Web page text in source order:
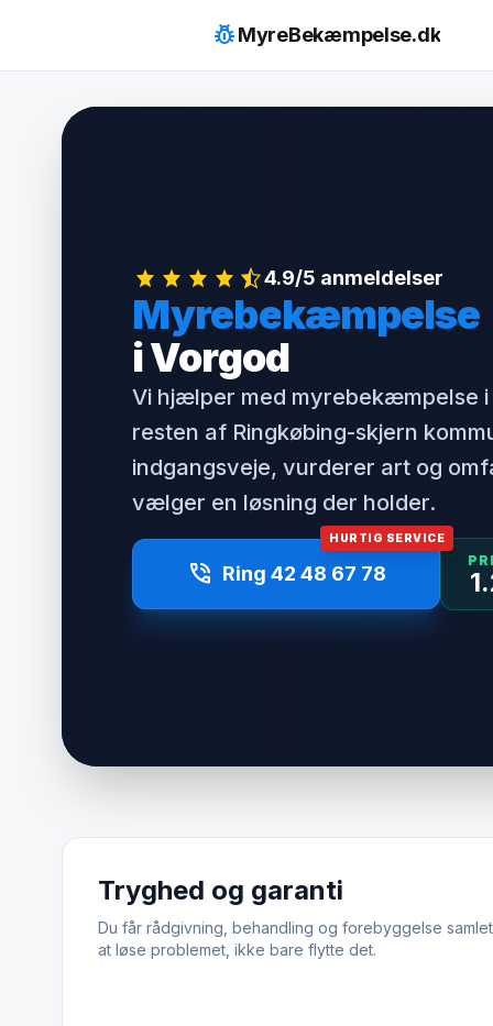
indhold
pest_controlMyreBekæmpelse.dk
4.9/5 anmeldelser
Myrebekæmpelse
i Vorgod
Vi hjælper med myrebekæmpelse i
resten af Ringkøbing-skjern
indgangsveje, vurderer art og
vælger en løsning der holder.
HURTIG SERVICE
phone_in_talk Ring 42 48 67 78
Tryghed og garanti
Du får rådgivning, behandling og forebyggelse
at løse problemet, ikke bare flytte det.